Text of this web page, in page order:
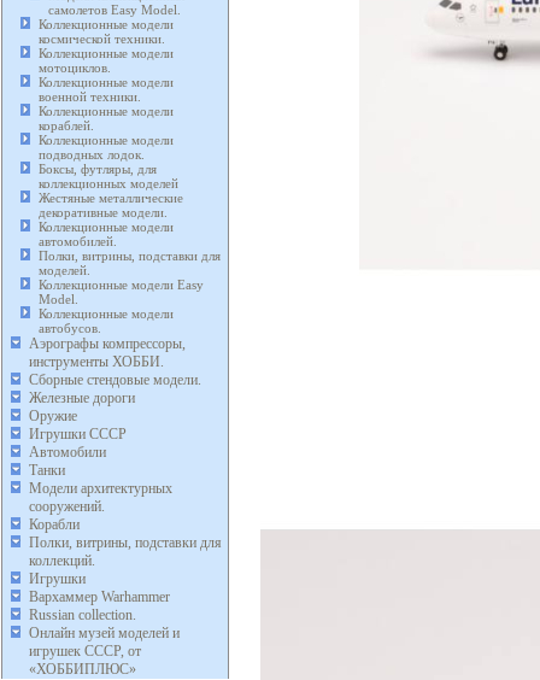
самолетов Easy Model.
Коллекционные модели
космической техники.
Коллекционные модели
мотоциклов.
Коллекционные модели
военной техники.
Коллекционные модели
кораблей.
Коллекционные модели
подводных лодок.
Боксы, футляры, для
коллекционных моделей
Жестяные металлические
декоративные модели.
Коллекционные модели
автомобилей.
Полки, витрины, подставки для
моделей.
Коллекционные модели Easy
Model.
Коллекционные модели
автобусов.
Аэрографы компрессоры,
инструменты ХОББИ.
Сборные стендовые модели.
Железные дороги
Оружие
Игрушки СССР
Автомобили
Танки
Модели архитектурных
сооружений.
Корабли
Полки, витрины, подставки для
коллекций.
Игрушки
Вархаммер Warhammer
Russian collection.
Онлайн музей моделей и
игрушек СССР, от
«ХОББИПЛЮС»